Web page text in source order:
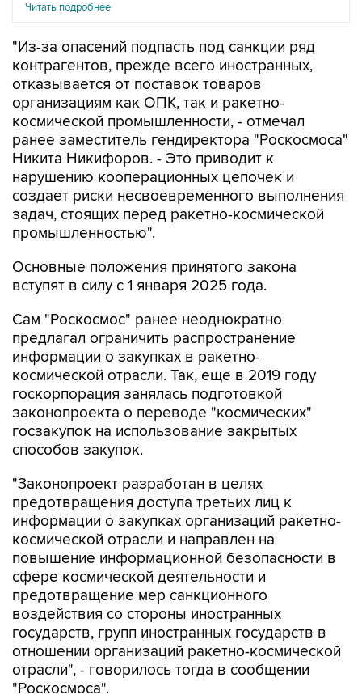
Читать подробнее
"Из-за опасений подпасть под санкции ряд
контрагентов, прежде всего иностранных,
отказывается от поставок товаров
организациям как ОПК, так и ракетно-
космической промышленности, - отмечал
ранее заместитель гендиректора "Роскосмоса"
Никита Никифоров. - Это приводит к
нарушению кооперационных цепочек и
создает риски несвоевременного выполнения
задач, стоящих перед ракетно-космической
промышленностью".
Основные положения принятого закона
вступят в силу с 1 января 2025 года.
Сам "Роскосмос" ранее неоднократно
предлагал ограничить распространение
информации о закупках в ракетно-
космической отрасли. Так, еще в 2019 году
госкорпорация занялась подготовкой
законопроекта о переводе "космических"
госзакупок на использование закрытых
способов закупок.
"Законопроект разработан в целях
предотвращения доступа третьих лиц к
информации о закупках организаций ракетно-
космической отрасли и направлен на
повышение информационной безопасности в
сфере космической деятельности и
предотвращение мер санкционного
воздействия со стороны иностранных
государств, групп иностранных государств в
отношении организаций ракетно-космической
отрасли", - говорилось тогда в сообщении
"Роскосмоса".